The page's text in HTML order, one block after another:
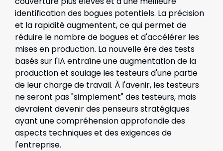
identification des bogues potentiels. La précision
et la rapidité augmentent, ce qui permet de
réduire le nombre de bogues et d'accélérer les
mises en production. La nouvelle ère des tests
basés sur l'IA entraîne une augmentation de la
production et soulage les testeurs d'une partie
de leur charge de travail. À l'avenir, les testeurs
ne seront pas "simplement" des testeurs, mais
devraient devenir des penseurs stratégiques
ayant une compréhension approfondie des
aspects techniques et des exigences de
l'entreprise.